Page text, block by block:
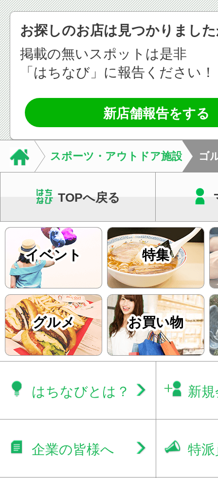
お探しのお店は見つかりまし
掲載の無いスポットは是非
「はちなび」に報告ください！
新店舗報告をする
スポーツ・アウトドア施設 ゴ
TOPへ戻る
イベント 特集
グルメ お買い物
はちなびとは？ 新
企業の皆様へ 特